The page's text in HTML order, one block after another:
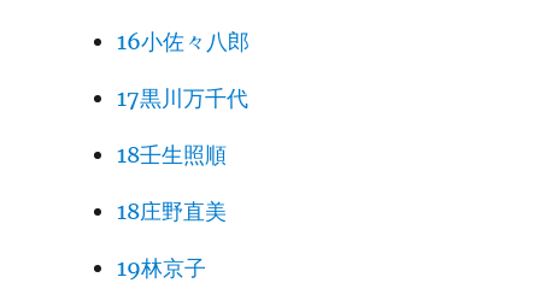
16小佐々八郎
17黒川万千代
18壬生照順
18庄野直美
19林京子